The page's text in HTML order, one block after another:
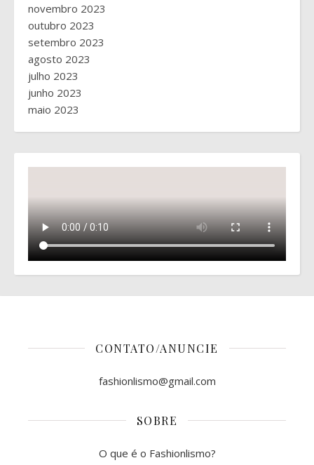
novembro 2023
outubro 2023
setembro 2023
agosto 2023
julho 2023
junho 2023
maio 2023
CONTATO/ANUNCIE
fashionlismo@gmail.com
SOBRE
O que é o Fashionlismo?